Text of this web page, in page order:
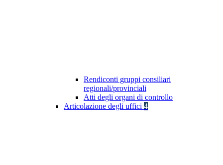
Rendiconti gruppi consiliari
regionali/provinciali
Atti degli organi di controllo
Articolazione degli uffici 4